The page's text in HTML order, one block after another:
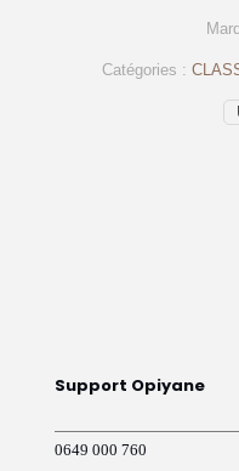
Catégories :
Support Opiyane
0649 000 760